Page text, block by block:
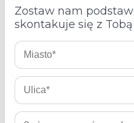
Zostaw nam
skontakuje się z